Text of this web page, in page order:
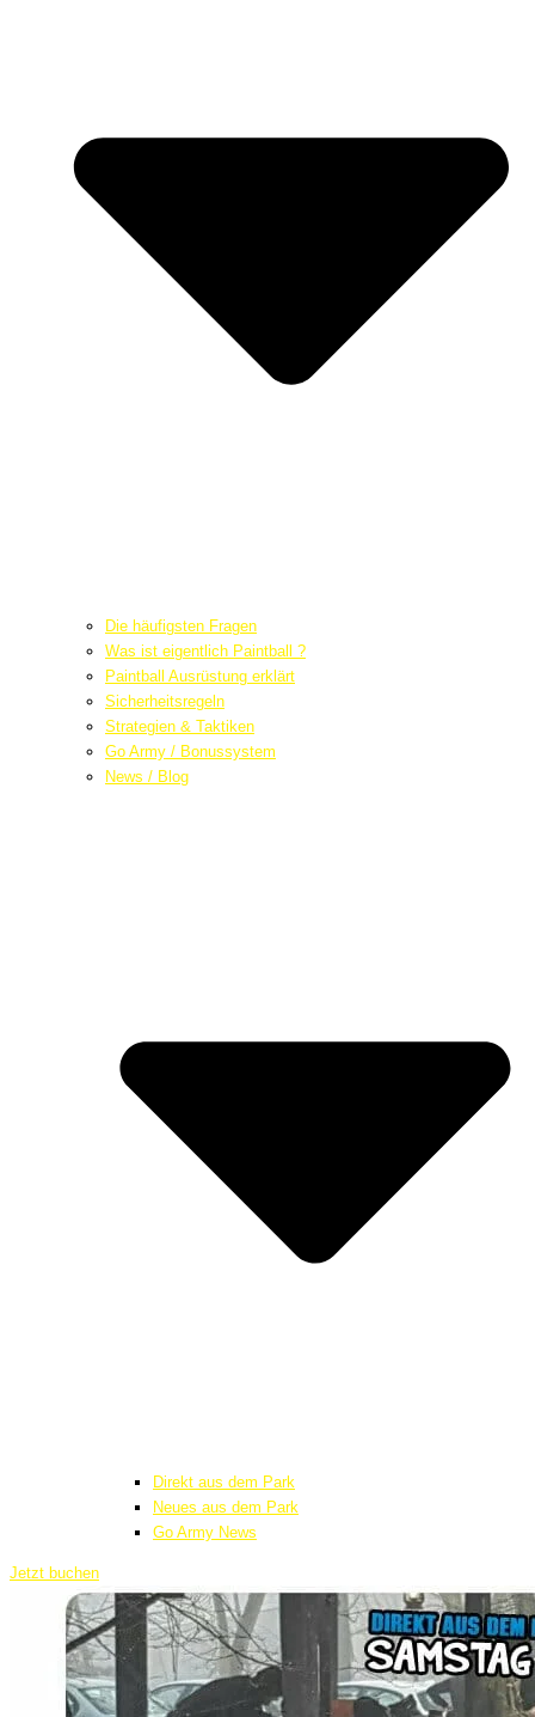
Die häufigsten Fragen
Was ist eigentlich Paintball ?
Paintball Ausrüstung erklärt
Sicherheitsregeln
Strategien & Taktiken
Go Army / Bonussystem
News / Blog
Direkt aus dem Park
Neues aus dem Park
Go Army News
Jetzt buchen